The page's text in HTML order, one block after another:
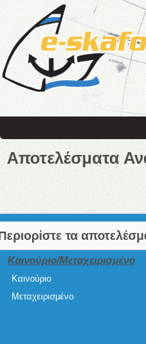
Αποτελέσματα
τα
Καινούριο/Μεταχειρισμένο
Καινούριο
Μεταχειρισμένο